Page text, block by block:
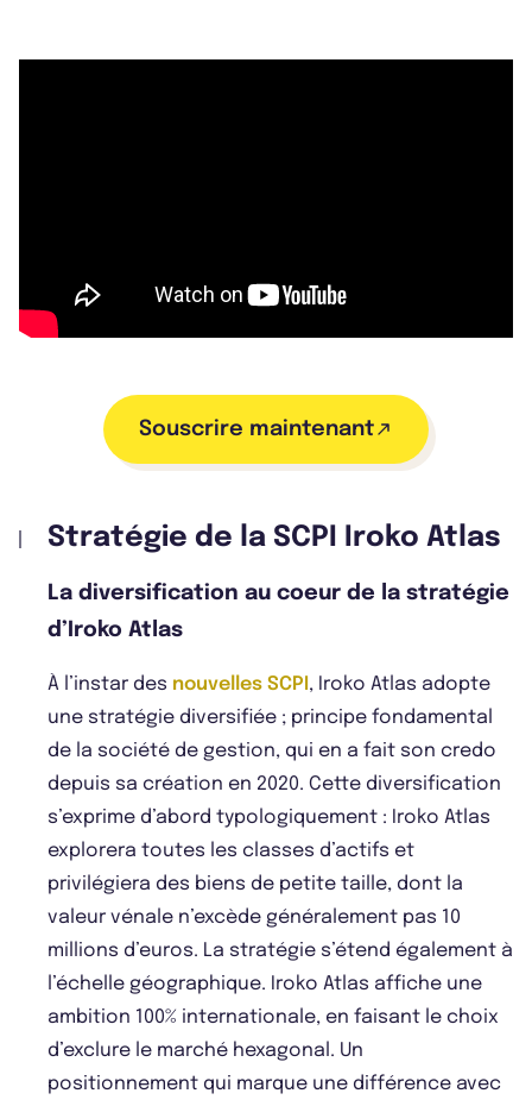
Souscrire maintenant
Stratégie de la SCPI Iroko Atlas
La diversification au coeur de la stratégie
d’Iroko Atlas
À l’instar des nouvelles SCPI, Iroko Atlas adopte
une stratégie diversifiée ; principe fondamental
de la société de gestion, qui en a fait son credo
depuis sa création en 2020. Cette diversification
s’exprime d’abord typologiquement : Iroko Atlas
explorera toutes les classes d’actifs et
privilégiera des biens de petite taille, dont la
valeur vénale n’excède généralement pas 10
millions d’euros. La stratégie s’étend également à
l’échelle géographique. Iroko Atlas affiche une
ambition 100% internationale, en faisant le choix
d’exclure le marché hexagonal. Un
positionnement qui marque une différence avec